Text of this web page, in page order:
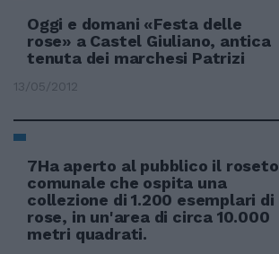
Oggi e domani «Festa delle
rose» a Castel Giuliano, antica
tenuta dei marchesi Patrizi
13/05/2012
7Ha aperto al pubblico il roseto
comunale che ospita una
collezione di 1.200 esemplari di
rose, in un'area di circa 10.000
metri quadrati.